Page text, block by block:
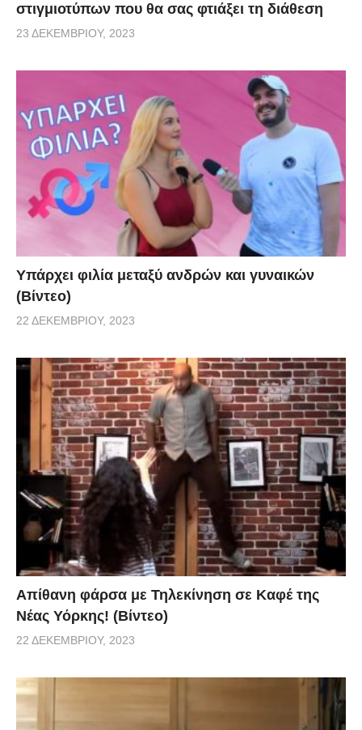
στιγμιοτύπων που θα σας φτιάξει τη διάθεση
23 ΔΕΚΕΜΒΡΊΟΥ, 2023
Υπάρχει φιλία μεταξύ ανδρών και γυναικών
(Βίντεο)
22 ΔΕΚΕΜΒΡΊΟΥ, 2023
Απίθανη φάρσα με Τηλεκίνηση σε Καφέ της
Νέας Υόρκης! (Βίντεο)
22 ΔΕΚΕΜΒΡΊΟΥ, 2023